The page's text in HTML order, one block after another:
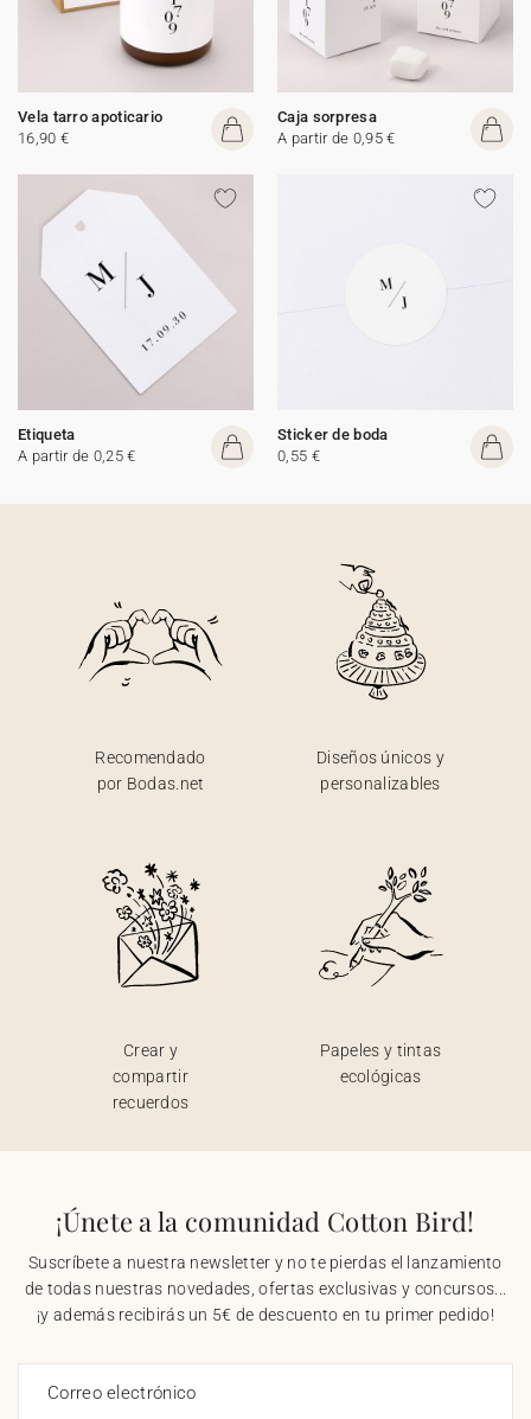
Vela tarro apoticario
16,90 €
Caja sorpresa
A partir de 0,95 €
Etiqueta
A partir de 0,25 €
Sticker de boda
0,55 €
Recomendado
por Bodas.net
Diseños únicos y
personalizables
Crear y
compartir
recuerdos
Papeles y tintas
ecológicas
¡Únete a la comunidad Cotton Bird!
Suscríbete a nuestra newsletter y no te pierdas el lanzamiento
de todas nuestras novedades, ofertas exclusivas y concursos...
¡y además recibirás un 5€ de descuento en tu primer pedido!
Correo electrónico